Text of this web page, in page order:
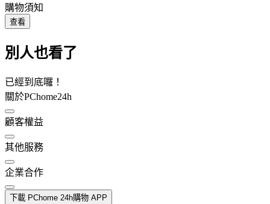
購物須知
查看
別人也看了
已經到底囉！
關於PChome24h
顧客權益
其他服務
企業合作
下載 PChome 24h購物 APP